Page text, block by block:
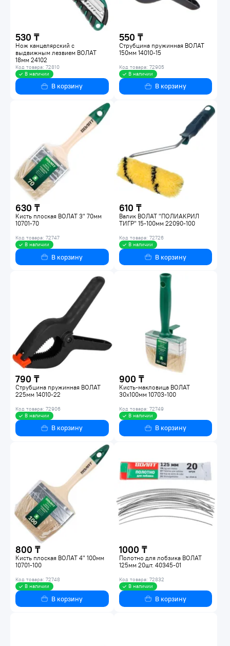
530 ₸
Нож канцелярский с
выдвижным лезвием ВОЛАТ
18мм 24102
Код товара: 72810
В наличии
В корзину
550 ₸
Струбцина пружинная ВОЛАТ
150мм 14010-15
Код товара: 72905
В наличии
В корзину
630 ₸
Кисть плоская ВОЛАТ 3" 70мм
10701-70
Код товара: 72747
В наличии
В корзину
610 ₸
Валик ВОЛАТ "ПОЛИАКРИЛ
ТИГР" 15-100мм 22090-100
Код товара: 72726
В наличии
В корзину
790 ₸
Струбцина пружинная ВОЛАТ
225мм 14010-22
Код товара: 72906
В наличии
В корзину
900 ₸
Кисть-макловица ВОЛАТ
30х100мм 10703-100
Код товара: 72749
В наличии
В корзину
800 ₸
Кисть плоская ВОЛАТ 4" 100мм
10701-100
Код товара: 72748
В наличии
В корзину
1000 ₸
Полотно для лобзика ВОЛАТ
125мм 20шт. 40345-01
Код товара: 72832
В наличии
В корзину